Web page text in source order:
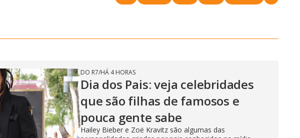
DO R7/HÁ 4 HORAS
Dia dos Pais: veja celebridades
que são filhas de famosos e
pouca gente sabe
Hailey Bieber e Zoë Kravitz são algumas das